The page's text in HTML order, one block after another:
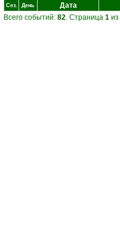
Сез. День
Дата
Всего событий: 82. Страница 1 из